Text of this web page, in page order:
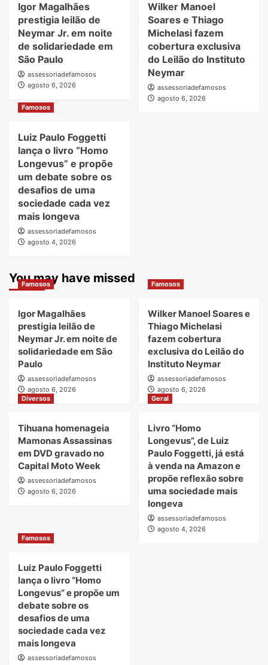
Igor Magalhães
prestigia leilão de
Neymar Jr. em noite
de solidariedade em
São Paulo
assessoriadefamosos
agosto 6, 2026
Wilker Manoel
Soares e Thiago
Michelasi fazem
cobertura exclusiva
do Leilão do Instituto
Neymar
assessoriadefamosos
agosto 6, 2026
Famosos
Luiz Paulo Foggetti
lança o livro “Homo
Longevus” e propõe
um debate sobre os
desafios de uma
sociedade cada vez
mais longeva
assessoriadefamosos
agosto 4, 2026
You may have missed
Famosos
Igor Magalhães
prestigia leilão de
Neymar Jr. em noite de
solidariedade em São
Paulo
assessoriadefamosos
agosto 6, 2026
Famosos
Wilker Manoel Soares e
Thiago Michelasi
fazem cobertura
exclusiva do Leilão do
Instituto Neymar
assessoriadefamosos
agosto 6, 2026
Diversos
Tihuana homenageia
Mamonas Assassinas
em DVD gravado no
Capital Moto Week
assessoriadefamosos
agosto 6, 2026
Geral
Livro “Homo
Longevus”, de Luiz
Paulo Foggetti, já está
à venda na Amazon e
propõe reflexão sobre
uma sociedade mais
longeva
assessoriadefamosos
agosto 4, 2026
Famosos
Luiz Paulo Foggetti
lança o livro “Homo
Longevus” e propõe um
debate sobre os
desafios de uma
sociedade cada vez
mais longeva
assessoriadefamosos